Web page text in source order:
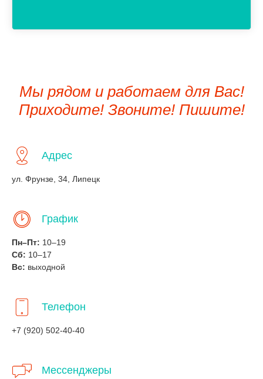
Мы рядом и работаем для Вас!
Приходите! Звоните! Пишите!
Адрес
ул. Фрунзе, 34, Липецк
График
Пн–Пт: 10–19
Сб: 10–17
Вс: выходной
Телефон
+7 (920) 502-40-40
Мессенджеры